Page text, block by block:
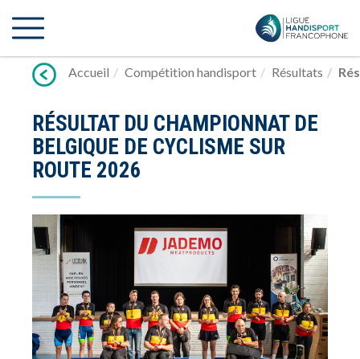
vers
Accueil
Compétition handisport Résultats
RÉSULTAT DU CHAMPIONNAT DE
BELGIQUE DE CYCLISME SUR
ROUTE 2026